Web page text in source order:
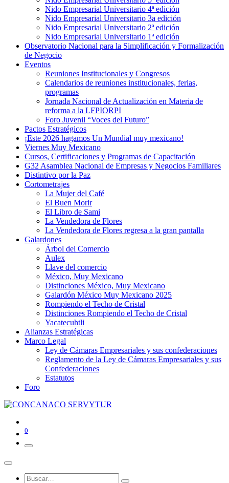
Nido Empresarial Universitario 4ª edición
Nido Empresarial Universitario 3a edición
Nido Empresarial Universitario 2ª edición
Nido Empresarial Universitario 1ª edición
Observatorio Nacional para la Simplificación y Formalización
de Negocio
Eventos
Reuniones Institucionales y Congresos
Calendarios de reuniones institucionales, ferias,
programas
Jornada Nacional de Actualización en Materia de
reforma a la LFPIORPI
Foro Juvenil “Voces del Futuro”
Pactos Estratégicos
¡Este 2026 hagamos Un Mundial muy mexicano!
Viernes Muy Mexicano
Cursos, Certificaciones y Programas de Capacitación
G32 Asamblea Nacional de Empresas y Negocios Familiares
Distintivo por la Paz
Cortometrajes
La Mujer del Café
El Buen Morir
El Libro de Sami
La Vendedora de Flores
La Vendedora de Flores regresa a la gran pantalla
Galardones
Árbol del Comercio
Aulex
Llave del comercio
México, Muy Mexicano
Distinciones México, Muy Mexicano
Galardón México Muy Mexicano 2025
Rompiendo el Techo de Cristal
Distinciones Rompiendo el Techo de Cristal
Yacatecuhtli
Alianzas Estratégicas
Marco Legal
Ley de Cámaras Empresariales y sus confederaciones
Reglamento de la Ley de Cámaras Empresariales y sus
Confederaciones
Estatutos
Foro
0